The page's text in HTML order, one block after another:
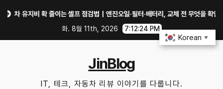
유지비 확 줄이는 셀프 점검법｜엔진오일·필터·배터리, 교체 전 무엇을 확인할까?
화. 8월 11th, 2026
7:12:24 PM
JinBlog
IT, 테크, 자동차 리뷰 이야기를 다룹니다.
Korean ▼